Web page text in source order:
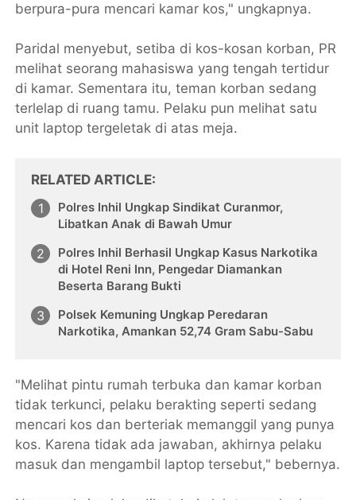
berpura-pura mencari kamar kos," ungkapnya.
Paridal menyebut, setiba di kos-kosan korban, PR
melihat seorang mahasiswa yang tengah tertidur
di kamar. Sementara itu, teman korban sedang
terlelap di ruang tamu. Pelaku pun melihat satu
unit laptop tergeletak di atas meja.
RELATED ARTICLE
Polres Inhil Ungkap Sindikat Curanmor,
Libatkan Anak di Bawah Umur
Polres Inhil Berhasil Ungkap Kasus Narkotika
di Hotel Reni Inn, Pengedar Diamankan
Beserta Barang Bukti
Polsek Kemuning Ungkap Peredaran
Narkotika, Amankan 52,74 Gram Sabu-Sabu
"Melihat pintu rumah terbuka dan kamar korban
tidak terkunci, pelaku berakting seperti sedang
mencari kos dan berteriak memanggil yang punya
kos. Karena tidak ada jawaban, akhirnya pelaku
masuk dan mengambil laptop tersebut," bebernya.